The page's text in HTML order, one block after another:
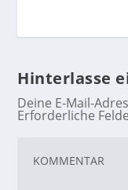
Hinterlasse
Deine E-Mail-
Erforderliche